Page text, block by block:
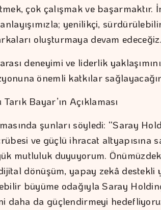
çok çalışmak ve başarmaktır.
yenilikçi,
oluşturmaya devam edeceğiz.
deneyimi ve liderlik
önemli katkılar
Bayar’ın Açıklaması
şunları söyledi: “Saray
ve güçlü ihracat altyapısına
mutluluk duyuyorum.
dönüşüm, yapay zekâ destekli
büyüme odağıyla Saray
daha da güçlendirmeyi